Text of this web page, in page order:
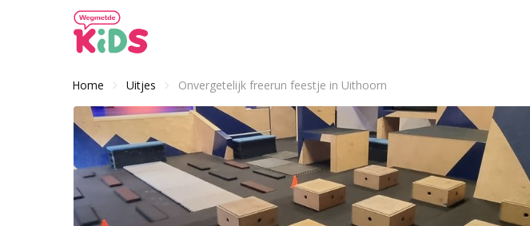
Home Uitjes Onvergetelijk freerun feestje in Uithoorn